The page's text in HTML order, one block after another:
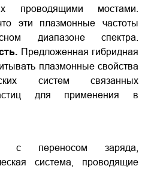
проводящими мостами.
эти плазмонные частоты
диапазоне спектра.
Предложенная гибридная
плазмонные свойства
систем связанных
для применения в
с переносом заряда,
система, проводящие